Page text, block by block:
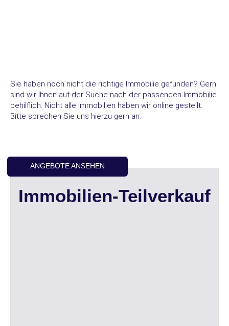
Sie haben noch nicht die richtige Immobilie gefunden? Gern
sind wir Ihnen auf der Suche nach der passenden Immobilie
behilflich. Nicht alle Immobilien haben wir online gestellt.
Bitte sprechen Sie uns hierzu gern an.
ANGEBOTE ANSEHEN
Immobilien-Teilverkauf